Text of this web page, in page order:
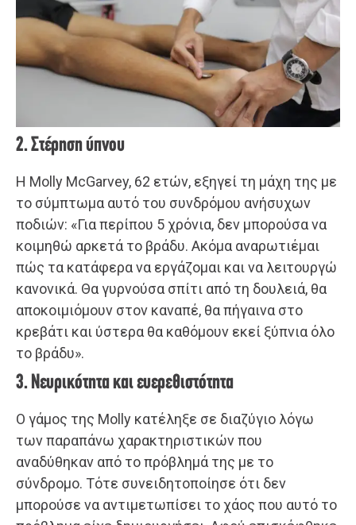
2. Στέρηση ύπνου
Η Molly McGarvey, 62 ετών, εξηγεί τη μάχη της με
το σύμπτωμα αυτό του συνδρόμου ανήσυχων
ποδιών: «Για περίπου 5 χρόνια, δεν μπορούσα να
κοιμηθώ αρκετά το βράδυ. Ακόμα αναρωτιέμαι
πώς τα κατάφερα να εργάζομαι και να λειτουργώ
κανονικά. Θα γυρνούσα σπίτι από τη δουλειά, θα
αποκοιμιόμουν στον καναπέ, θα πήγαινα στο
κρεβάτι και ύστερα θα καθόμουν εκεί ξύπνια όλο
το βράδυ».
3. Νευρικότητα και ευερεθιστότητα
Ο γάμος της Molly κατέληξε σε διαζύγιο λόγω
των παραπάνω χαρακτηριστικών που
αναδύθηκαν από το πρόβλημά της με το
σύνδρομο. Τότε συνειδητοποίησε ότι δεν
μπορούσε να αντιμετωπίσει το χάος που αυτό το